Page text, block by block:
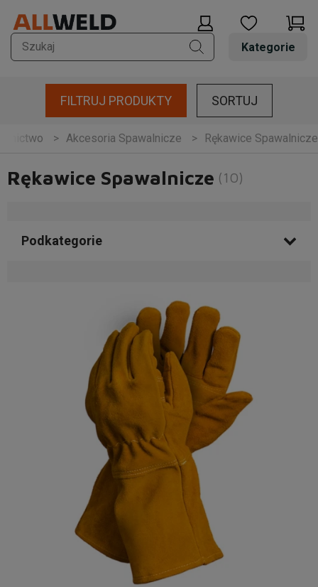
Kategorie
FILTRUJ PRODUKTY SORTUJ
Akcesoria Spawalnicze Rękawice Spawalnicze
Rękawice Spawalnicze (10)
Podkategorie